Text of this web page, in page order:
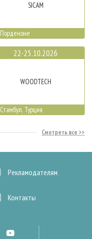
SICAM
Порденоне
22-25.10.2026
WOODTECH
Стамбул, Турция
Смотреть все
Рекламодателям
Контакты